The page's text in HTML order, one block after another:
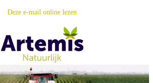
Deze e-mail online lezen